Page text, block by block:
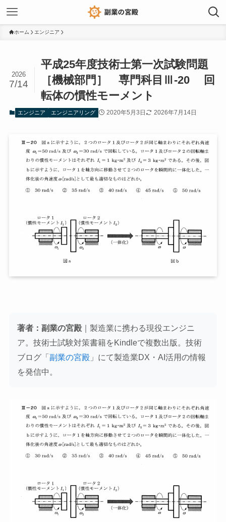
ホーム エンジニア
平成25年度技術士第一次試験問題
［機械部門］ 専門科目Ⅲ-20 回
転体の慣性モーメント
2026
7/14
エンジニア エンジニアリング 2020年5月3日 2026年7月14日
著者：副業の宮殿｜製造業に携わる現役エンジニ
ア。技術士試験対策書籍をKindleで複数出版。技術
ブログ「副業の宮殿 」にて製造業DX・AI活用の情報
を発信中。